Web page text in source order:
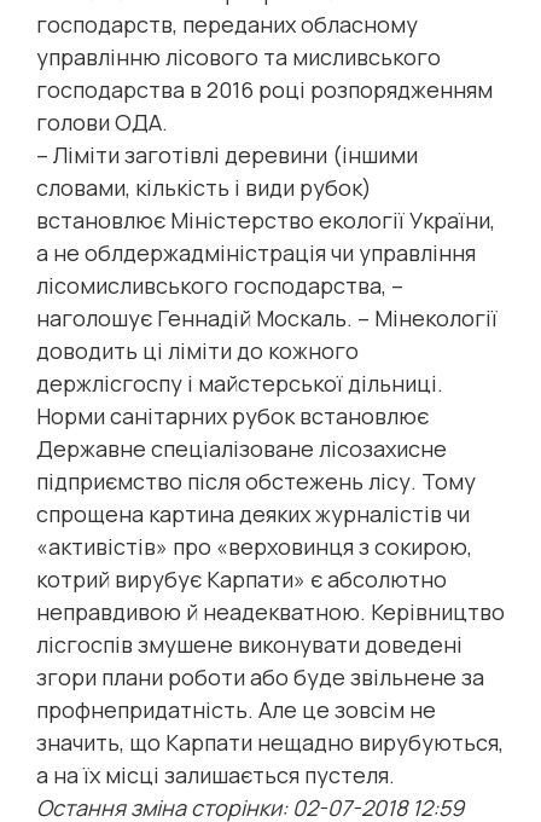
господарств, переданих обласному
управлінню лісового та мисливського
господарства в 2016 році розпорядженням
голови ОДА.
– Ліміти заготівлі деревини (іншими
словами, кількість і види рубок)
встановлює Міністерство екології України,
а не облдержадміністрація чи управління
лісомисливського господарства, –
наголошує Геннадій Москаль. – Мінекології
доводить ці ліміти до кожного
держлісгоспу і майстерської дільниці.
Норми санітарних рубок встановлює
Державне спеціалізоване лісозахисне
підприємство після обстежень лісу. Тому
спрощена картина деяких журналістів чи
«активістів» про «верховинця з сокирою,
котрий вирубує Карпати» є абсолютно
неправдивою й неадекватною. Керівництво
лісгоспів змушене виконувати доведені
згори плани роботи або буде звільнене за
профнепридатність. Але це зовсім не
значить, що Карпати нещадно вирубуються,
а на їх місці залишається пустеля.
Остання зміна сторінки: 02-07-2018 12:59